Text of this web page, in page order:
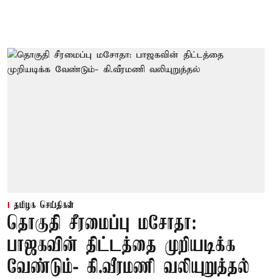
தமிழக செய்திகள்
தொகுதி சீரமைப்பு மசோதா:
பாஜகவின் திட்டத்தை முறியடிக்க
வேண்டும்- கி.வீரமணி வலியுறுத்தல்